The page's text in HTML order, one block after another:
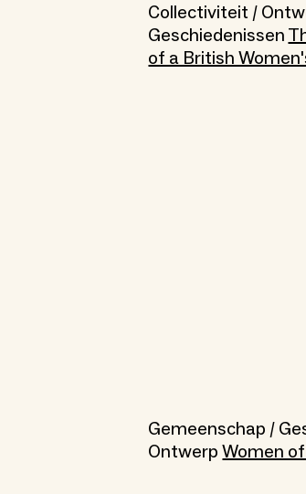
Collectiviteit /
Geschiedenissen
of a British
Gemeenschap /
OntwerpWomen